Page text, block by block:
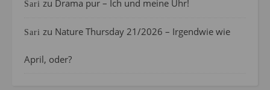
Sari zu Drama pur – Ich und meine Uhr!
Sari zu Nature Thursday 21/2026 – Irgendwie wie
April, oder?